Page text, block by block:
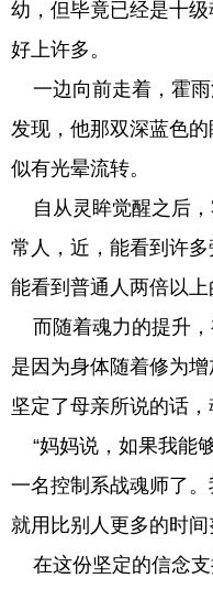
幼，但毕竟已经是十
好上许多。
一边向前走着，霍雨
发现，他那双深蓝色
似有光晕流转。
自从灵眸觉醒之后，
常人，近，能看到许
能看到普通人两倍以上
而随着魂力的提升，
是因为身体随着修为
坚定了母亲所说的话，
“妈妈说，如果我能
一名控制系战魂师了
就用比别人更多的时间
在这份坚定的信念支